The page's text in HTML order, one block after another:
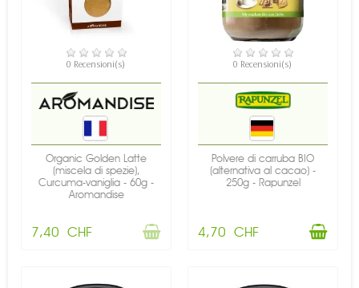
NON DISPONIBILE
0 Recensioni(s)
Organic Golden Latte
(miscela di spezie),
Curcuma-vaniglia - 60g -
Aromandise
7,40 CHF
DISPONIBILE
0 Recensioni(s)
Polvere di carruba BIO
(alternativa al cacao) -
250g - Rapunzel
4,70 CHF